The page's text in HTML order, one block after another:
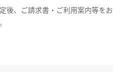
後、ご請求書・ご利用案内等をお